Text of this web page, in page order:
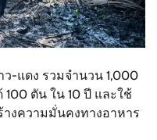
-แดง รวมจำนวน 1,000
100 ตัน ใน 10 ปี และใช้
างความมั่นคงทางอาหาร